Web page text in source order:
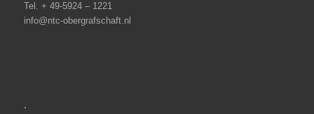
Tel. + 49-5924 – 1221
info@ntc-obergrafschaft.nl
.